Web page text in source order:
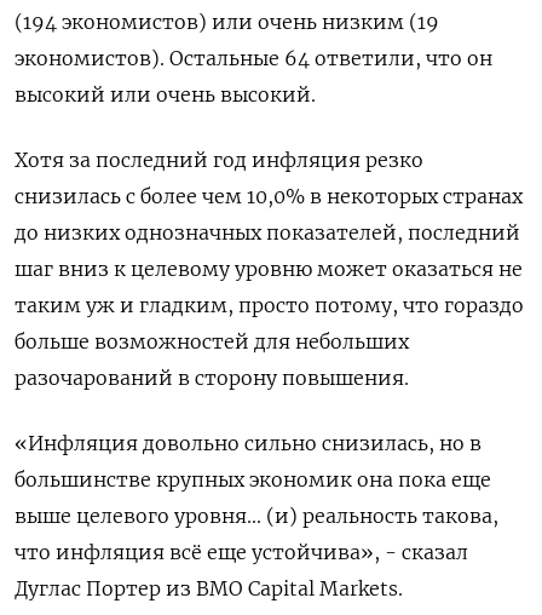
(194 экономистов) или очень низким (19
экономистов). Остальные 64 ответили, что он
высокий или очень высокий.
Хотя за последний год инфляция резко
снизилась с более чем 10,0% в некоторых странах
до низких однозначных показателей, последний
шаг вниз к целевому уровню может оказаться не
таким уж и гладким, просто потому, что гораздо
больше возможностей для небольших
разочарований в сторону повышения.
«Инфляция довольно сильно снизилась, но в
большинстве крупных экономик она пока еще
выше целевого уровня... (и) реальность такова,
что инфляция всё еще устойчива», - сказал
Дуглас Портер из BMO Capital Markets.